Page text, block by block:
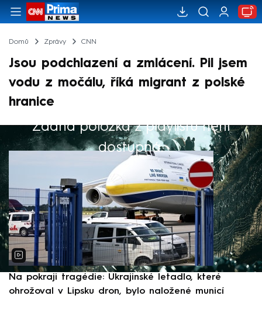
Domů Zprávy CNN
Jsou podchlazení a zmlácení. Pil jsem
vodu z močálu, říká migrant z polské
hranice
Žádná položka z playlistu není
dostupná.
Výběr redakce
Na pokraji tragédie: Ukrajinské letadlo, které
ohrožoval v Lipsku dron, bylo naložené municí